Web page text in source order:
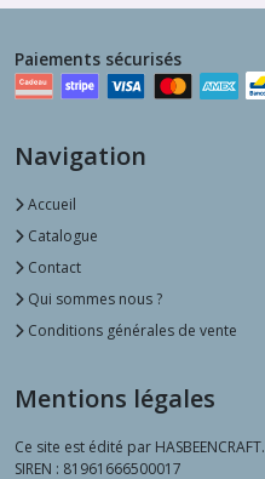
Paiements sécurisés
Navigation
Accueil
Catalogue
Contact
Qui sommes nous ?
Conditions générales de vente
Mentions légales
Ce site est édité par HASBEENCRAFT.
SIREN : 81961666500017